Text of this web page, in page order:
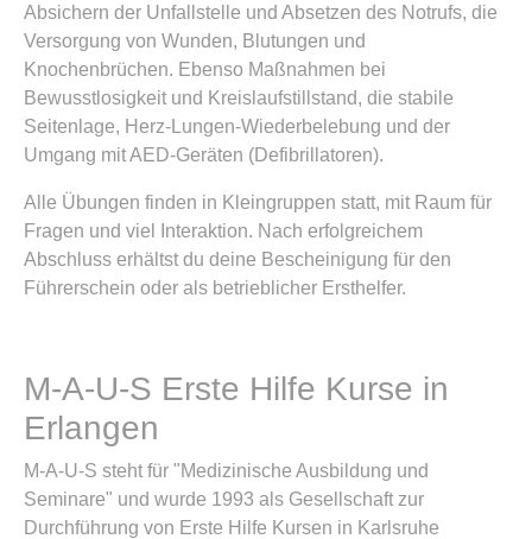
Absichern der Unfallstelle und Absetzen des Notrufs, die
Versorgung von Wunden, Blutungen und
Knochenbrüchen. Ebenso Maßnahmen bei
Bewusstlosigkeit und Kreislaufstillstand, die stabile
Seitenlage, Herz-Lungen-Wiederbelebung und der
Umgang mit AED-Geräten (Defibrillatoren).
Alle Übungen finden in Kleingruppen statt, mit Raum für
Fragen und viel Interaktion. Nach erfolgreichem
Abschluss erhältst du deine Bescheinigung für den
Führerschein oder als betrieblicher Ersthelfer.
M-A-U-S Erste Hilfe Kurse in
Erlangen
M-A-U-S steht für "Medizinische Ausbildung und
Seminare" und wurde 1993 als Gesellschaft zur
Durchführung von Erste Hilfe Kursen in Karlsruhe